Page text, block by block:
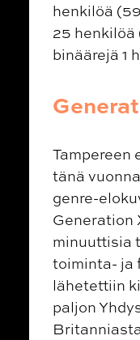
henkilöä
25 henkilöä
binäärejä 1
Tampereen
tänä
genre-
Generation
minuuttisia
toiminta- ja
lähetettiin
paljon